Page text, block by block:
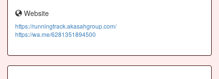
Website
https://runningtrack.akasahgroup.com/
https://wa.me/6281351894500